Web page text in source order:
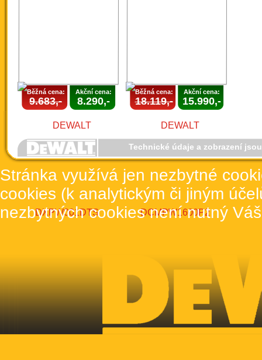
Běžná cena:
9.683,-
Akční cena:
8.290,-
Běžná cena:
18.119,-
Akční cena:
15.990,-
Technické údaje a zobrazení
Stránka využívá jen nezbytné
cookies (k analytickým či jiným
nezbytných cookies není nutný